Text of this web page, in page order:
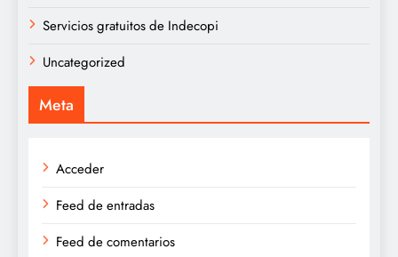
Servicios gratuitos de Indecopi
Uncategorized
Meta
Acceder
Feed de entradas
Feed de comentarios